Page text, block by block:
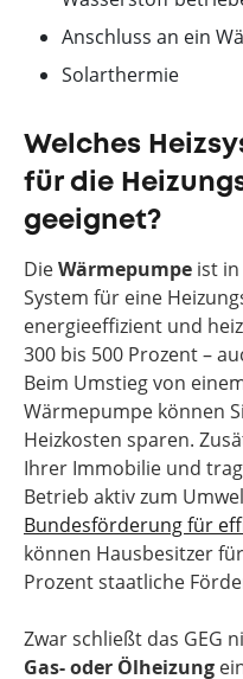
Anschluss an ein
Solarthermie
Welches
für die
geeignet?
DieWärmepumpe ist
System für eine
energieeffizient und
300 bis 500 Prozent –
Beim Umstieg von
Wärmepumpe können
Heizkosten sparen.
Ihrer Immobilie und
Betrieb aktiv zum
Bundesförderung für
können Hausbesitzer
Prozent staatliche
Zwar schließt das GEG
Gas- oder Ölheizung